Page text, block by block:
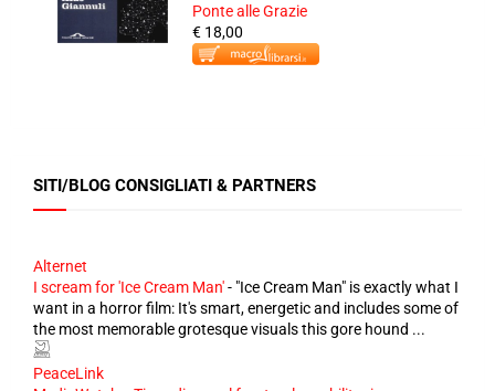
Ponte alle Grazie
€ 18,00
SITI/BLOG CONSIGLIATI & PARTNERS
Alternet
I scream for 'Ice Cream Man'- "Ice Cream Man" is exactly what I
want in a horror film: It's smart, energetic and includes some of
the most memorable grotesque visuals this gore hound ...
PeaceLink